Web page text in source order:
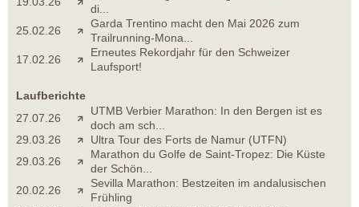
di...
25.02.26
Garda Trentino macht den Mai 2026 zum
Trailrunning-Mona...
17.02.26
Erneutes Rekordjahr für den Schweizer
Laufsport!
Laufberichte
27.07.26
UTMB Verbier Marathon: In den Bergen ist es
doch am sch...
29.03.26
Ultra Tour des Forts de Namur (UTFN)
29.03.26
Marathon du Golfe de Saint-Tropez: Die Küste
der Schön...
20.02.26
Sevilla Marathon: Bestzeiten im andalusischen
Frühling